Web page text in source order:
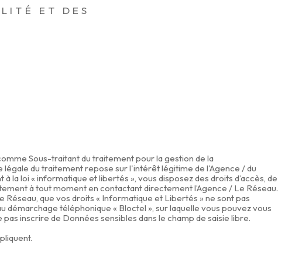
ET DES
Sous-traitant du traitement pour la gestion de la
du traitement repose sur l'intérêt légitime de l'Agence / du
la loi « informatique et libertés », vous disposez des droits d’accès, de
à tout moment en contactant directement l’Agence / Le Réseau.
que vos droits « Informatique et Libertés » ne sont pas
téléphonique « Bloctel », sur laquelle vous pouvez vous
inscrire de Données sensibles dans le champ de saisie libre.